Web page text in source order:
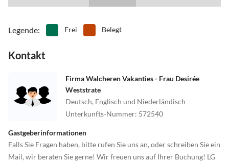
Legende: Frei Belegt
Kontakt
Firma Walcheren Vakanties - Frau Desirée
Weststrate
Deutsch, Englisch und Niederländisch
Unterkunfts-Nummer: 572540
Gastgeberinformationen
Falls Sie Fragen haben, bitte rufen Sie uns an, oder schreiben Sie ein
Mail, wir beraten Sie gerne! Wir freuen uns auf Ihrer Buchung! LG